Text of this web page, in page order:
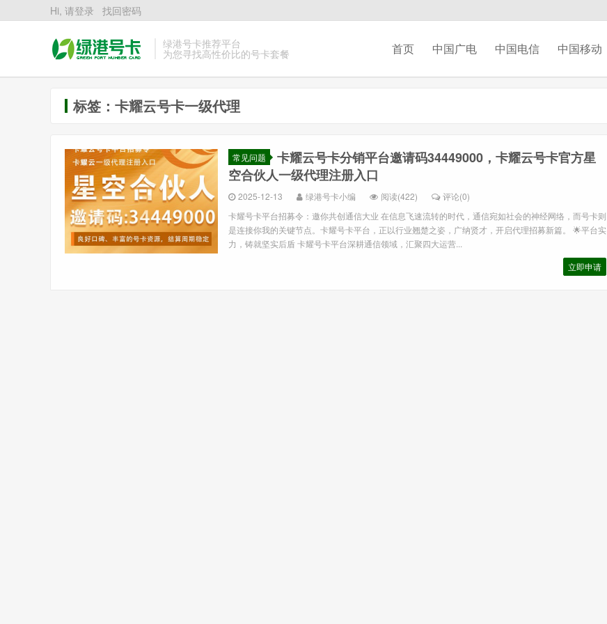
Hi, 请登录 找回密码
绿港号卡推荐平台
为您寻找高性价比的号卡套餐 首页 中国广电 中国电信 中国移动
标签：卡耀云号卡一级代理
常见问题
卡耀云号卡分销平台邀请码34449000，卡耀云号卡官方星
空合伙人一级代理注册入口
2025-12-13 绿港号卡小编 阅读(422)
评论(0)
卡耀号卡平台招募令：邀你共创通信大业 在信息飞速流转的时代，通信宛如社会的神经网络，而号卡则
是连接你我的关键节点。卡耀号卡平台，正以行业翘楚之姿，广纳贤才，开启代理招募新篇。 🌟平台实
力，铸就坚实后盾 卡耀号卡平台深耕通信领域，汇聚四大运营...
立即申请